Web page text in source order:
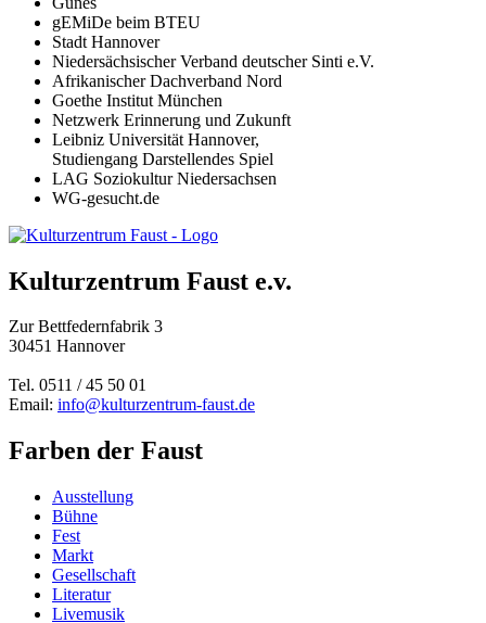
gEMiDe beim BTEU
Stadt Hannover
Niedersächsischer Verband deutscher Sinti e.V.
Afrikanischer Dachverband Nord
Goethe Institut München
Netzwerk Erinnerung und Zukunft
Leibniz Universität Hannover,
Studiengang Darstellendes Spiel
LAG Soziokultur Niedersachsen
WG-gesucht.de
Kulturzentrum Faust e.v.
Zur Bettfedernfabrik 3
30451 Hannover
Tel. 0511 / 45 50 01
Email: info@kulturzentrum-faust.de
Farben der Faust
Ausstellung
Bühne
Fest
Markt
Gesellschaft
Literatur
Livemusik